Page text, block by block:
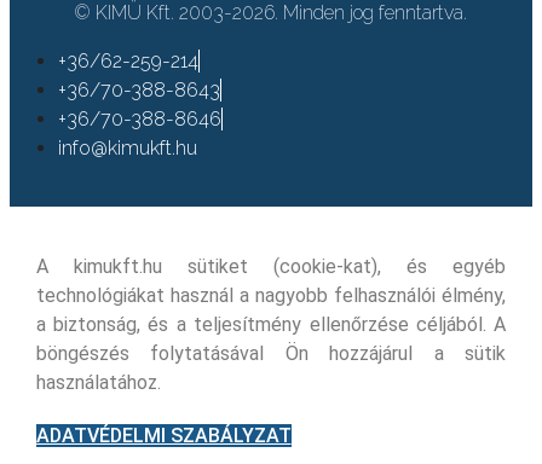
© KIMÜ Kft. 2003-2026. Minden jog fenntartva.
+36/62-259-214
+36/70-388-8643
+36/70-388-8646
info@kimukft.hu
A kimukft.hu sütiket (cookie-kat), és egyéb
technológiákat használ a nagyobb felhasználói élmény,
a biztonság, és a teljesítmény ellenőrzése céljából. A
böngészés folytatásával Ön hozzájárul a sütik
használatához.
ADATVÉDELMI SZABÁLYZAT